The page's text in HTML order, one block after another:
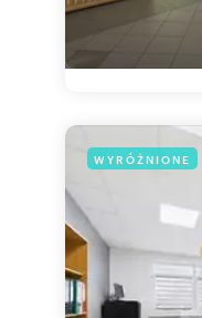
WYRÓŻNIONE